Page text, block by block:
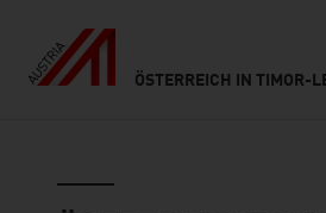
ÖSTERREICH IN TIMOR-